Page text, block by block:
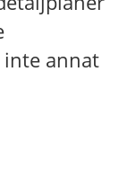
annat